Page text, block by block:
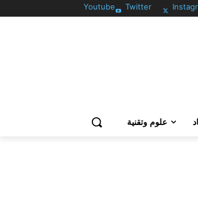
Twitter
Youtube
علوم وتقنية